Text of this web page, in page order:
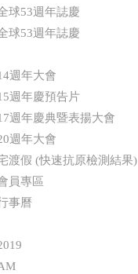
球53週年誌慶
球53週年誌慶
週年大會
週年慶預告片
週年慶典暨表揚大會
週年大會
渡假 (快速抗原檢測結果)
員專區
事曆